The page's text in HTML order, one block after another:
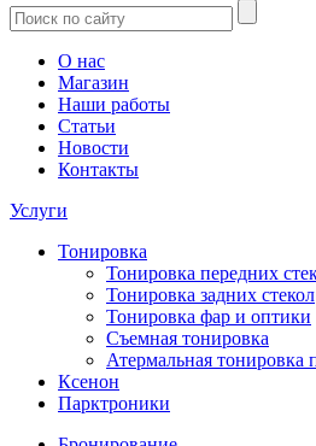
О нас
Магазин
Наши работы
Статьи
Новости
Контакты
Услуги
Тонировка
Тонировка передних
Тонировка задних стекол
Тонировка фар и оптики
Съемная тонировка
Атермальная тонировка
Ксенон
Парктроники